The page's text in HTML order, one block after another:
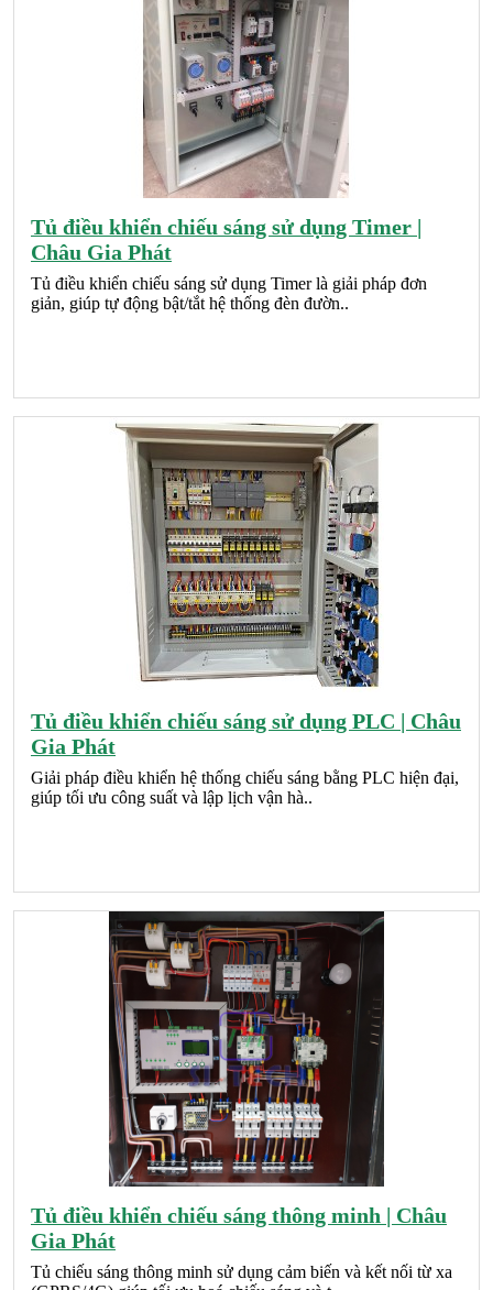
Tủ điều khiển chiếu sáng sử dụng Timer |
Châu Gia Phát
Tủ điều khiển chiếu sáng sử dụng Timer là giải pháp đơn
giản, giúp tự động bật/tắt hệ thống đèn đườn..
Tủ điều khiển chiếu sáng sử dụng PLC | Châu
Gia Phát
Giải pháp điều khiển hệ thống chiếu sáng bằng PLC hiện đại,
giúp tối ưu công suất và lập lịch vận hà..
Tủ điều khiển chiếu sáng thông minh | Châu
Gia Phát
Tủ chiếu sáng thông minh sử dụng cảm biến và kết nối từ xa